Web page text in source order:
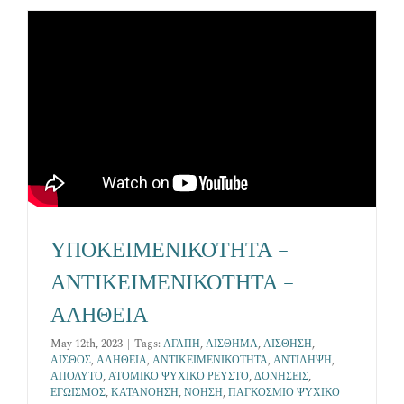
ΥΠΟΚΕΙΜΕΝΙΚΟΤΗΤΑ –
ΑΝΤΙΚΕΙΜΕΝΙΚΟΤΗΤΑ –
ΑΛΗΘΕΙΑ
May 12th, 2023 | Tags: ΑΓΑΠΗ,ΑΙΣΘΗΜΑ,ΑΙΣΘΗΣΗ,
ΑΙΣΘΟΣ,ΑΛΗΘΕΙΑ,ΑΝΤΙΚΕΙΜΕΝΙΚΟΤΗΤΑ,ΑΝΤΙΛΗΨΗ,
ΑΠΟΛΥΤΟ,ΑΤΟΜΙΚΟ ΨΥΧΙΚΟ ΡΕΥΣΤΟ,ΔΟΝΗΣΕΙΣ,
ΕΓΩΙΣΜΟΣ,ΚΑΤΑΝΟΗΣΗ,ΝΟΗΣΗ,ΠΑΓΚΟΣΜΙΟ ΨΥΧΙΚΟ